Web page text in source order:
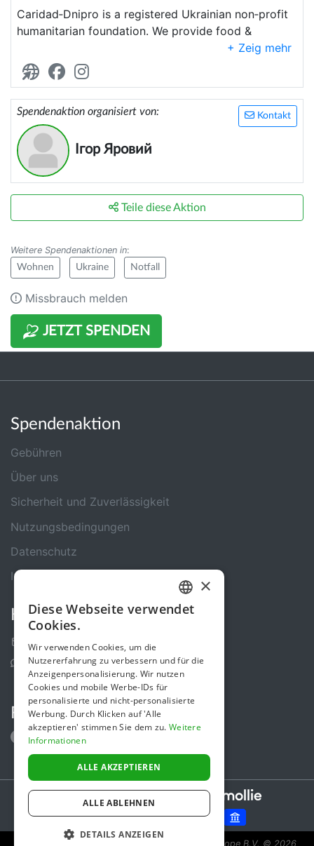
Caridad‑Dnipro is a registered Ukrainian non‑profit
humanitarian foundation. We provide food &
hygiene kits, solid fuel, psychological and legal
support to internally displaced persons, large
families, seniors and people with disabilities. Since
2024 we have assisted 25 000+ beneficiaries
across central and eastern Ukraine in line with the
humanitarian principles of impartiality,
transparency and accountability.
Kontakt
Spendenaktion organisiert von:
Ігор Яровий
JETZT SPENDEN
Teile diese Aktion
Weitere Spendenaktionen in:
Wohnen Ukraine Notfall
Missbrauch melden
Spendenaktion
Gebühren
Über uns
Sicherheit und Zuverlässigkeit
Nutzungsbedingungen
Datenschutz
Impressum
Kontakt
Kontakt-Formular
Support Center
Folge uns
Secure payments powered by
Spendenaktion ist eine Initiative von Sponsor Europe B.V. © 2026
GERMAN
×
Diese Webseite verwendet
Cookies.
Wir verwenden Cookies, um die
Nutzererfahrung zu verbessern und für die
Anzeigenpersonalisierung. Wir nutzen
Cookies und mobile Werbe-IDs für
personalisierte und nicht-personalisierte
Werbung. Durch Klicken auf 'Alle
akzeptieren' stimmen Sie dem zu. Weitere
Informationen
ALLE AKZEPTIEREN
ALLE ABLEHNEN
DETAILS ANZEIGEN